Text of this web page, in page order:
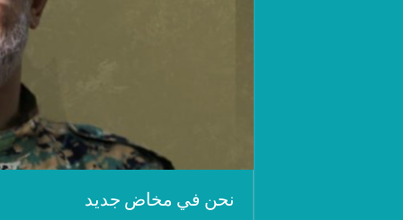
نحن في مخاض جديد